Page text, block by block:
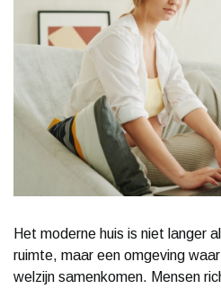
Het moderne huis is niet langer
ruimte, maar een omgeving
welzijn samenkomen. Mensen